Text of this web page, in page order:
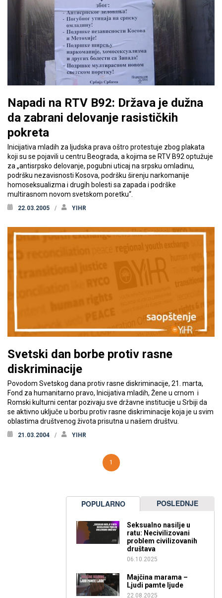
Napadi na RTV B92: Država je dužna
da zabrani delovanje rasističkih
pokreta
Inicijativa mladih za ljudska prava oštro protestuje zbog plakata
koji su se pojavili u centru Beograda, a kojima se RTV B92 optužuje
za „antisrpsko delovanje, pogubni uticaj na srpsku omladinu,
podršku nezavisnosti Kosova, podršku širenju narkomanije
homoseksualizma i drugih bolesti sa zapada i podrške
multirasnom novom svetskom poretku“.
22.03.2005 YIHR
Svetski dan borbe protiv rasne
diskriminacije
Povodom Svetskog dana protiv rasne diskriminacije, 21. marta,
Fond za humanitarno pravo, Inicijativa mladih, Žene u crnom i
Romski kulturni centar pozivaju sve državne institucije u Srbiji da
se aktivno uključe u borbu protiv rasne diskriminacije koja je u svim
oblastima društvenog života prisutna u našem društvu.
21.03.2004 YIHR
1
POPULARNO POSLEDNJE
Seksualno nasilje u
ratu: Necivilizovani
problem civilizovanih
društava
06.10.2025
Majčina marama –
Ljudi pamte ljude
22.08.2025